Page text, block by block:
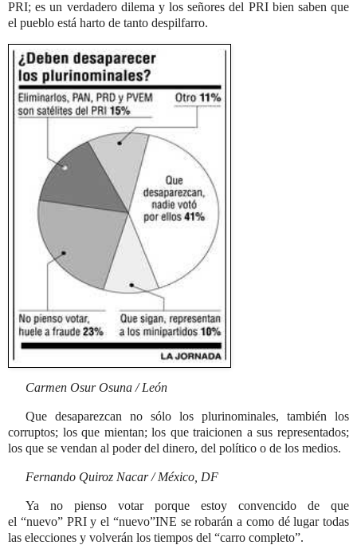
PRI; es un verdadero dilema y los señores del PRI bien saben que
el pueblo está harto de tanto despilfarro.
Carmen Osur Osuna / León
Que desaparezcan no sólo los plurinominales, también los
corruptos; los que mientan; los que traicionen a sus representados;
los que se vendan al poder del dinero, del político o de los medios.
Fernando Quiroz Nacar / México, DF
Ya no pienso votar porque estoy convencido de que
el
nuevo PRI y el nuevo INE se robarán a como dé lugar todas
las elecciones y volverán los tiempos del
carro completo .